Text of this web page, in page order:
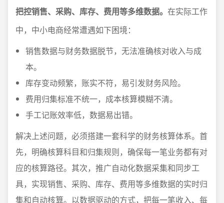
把控销售、采购、库存、费用等多维数据。 在实际工作
中，中小电商经常遭遇如下困境：
销售数据与财务数据脱节，无法准确核对收入与成
本。
库存变动频繁，账实不符，易引发财务风险。
费用归集标准不统一，成本核算模糊不清。
手工记账效率低，数据易出错。
解决上述问题，必须搭建一套科学的财务核算体系。首
先，明确核算科目和归集规则，确保每一笔业务都有对
应的核算路径。其次，推广自动化数据采集和同步工
具，实现销售、采购、库存、费用等多维数据的实时归
集和自动核算。以数据驱动的方式，把每一笔收入、每